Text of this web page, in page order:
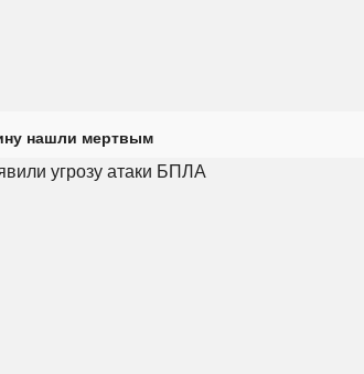
нашли мертвым